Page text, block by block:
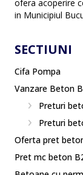
ofera acoperire
in Municipiul
SECTIUNI
Cifa Pompa
Vanzare Beton
Preturi
Preturi
Oferta pret
Pret mc beton